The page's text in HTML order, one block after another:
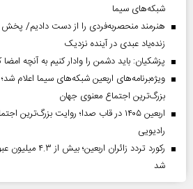
شبکه‌های سیما
زنده‌یاد عبدی در آینده نزدیک
پزشکیان: باید دشمن را وادار کنیم به آنچه امضا
ویژه‌برنامه‌های اربعین شبکه‌های سیما اعلام شد؛
بزرگ‌ترین اجتماع معنوی جهان
اربعین ۱۴۰۵ در قاب صدا؛ روایت
رادیویی
رکورد تردد
شد